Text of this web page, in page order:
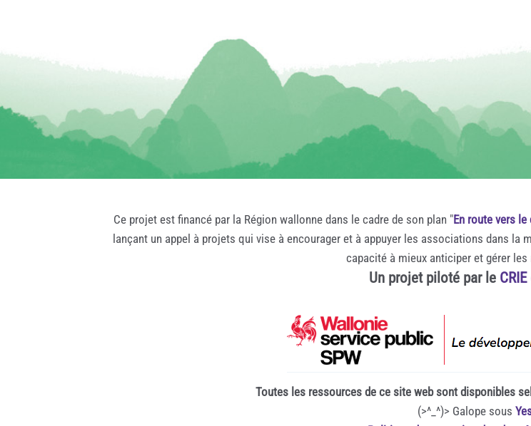
Ce projet est financé par la Région wallonne dans le cadre de son plan "En route vers le
lançant un appel à projets qui vise à encourager et à appuyer les associations dans
capacité à mieux anticiper et gérer
Un projet piloté par le
Toutes les ressources de ce site web sont disponibles
(>^_^)> Galope sous